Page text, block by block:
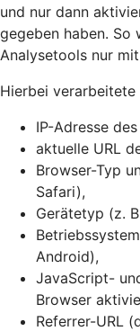
und nur dann
gegeben haben. So
Analysetools nur
Hierbei
IP-Adresse
aktuelle URL
Browser-Typ
Safari),
Gerätetyp (z.
Android),
JavaScript-
Browser
Referrer-URL